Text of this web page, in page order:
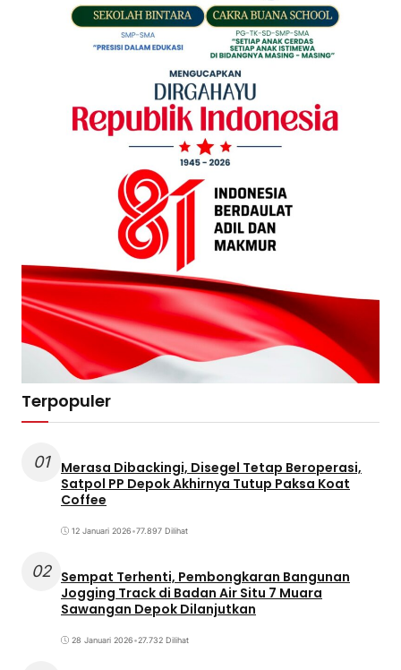
Terpopuler
01
Merasa Dibackingi, Disegel Tetap Beroperasi,
Satpol PP Depok Akhirnya Tutup Paksa Koat
Coffee
12 Januari 2026•77.897 Dilihat
02 Sempat Terhenti, Pembongkaran Bangunan
Jogging Track di Badan Air Situ 7 Muara
Sawangan Depok Dilanjutkan
28 Januari 2026•27.732 Dilihat